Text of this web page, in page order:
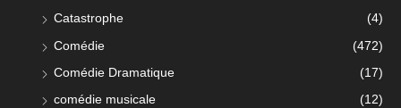
Catastrophe (4)
Comédie (472)
Comédie Dramatique (17)
comédie musicale (12)